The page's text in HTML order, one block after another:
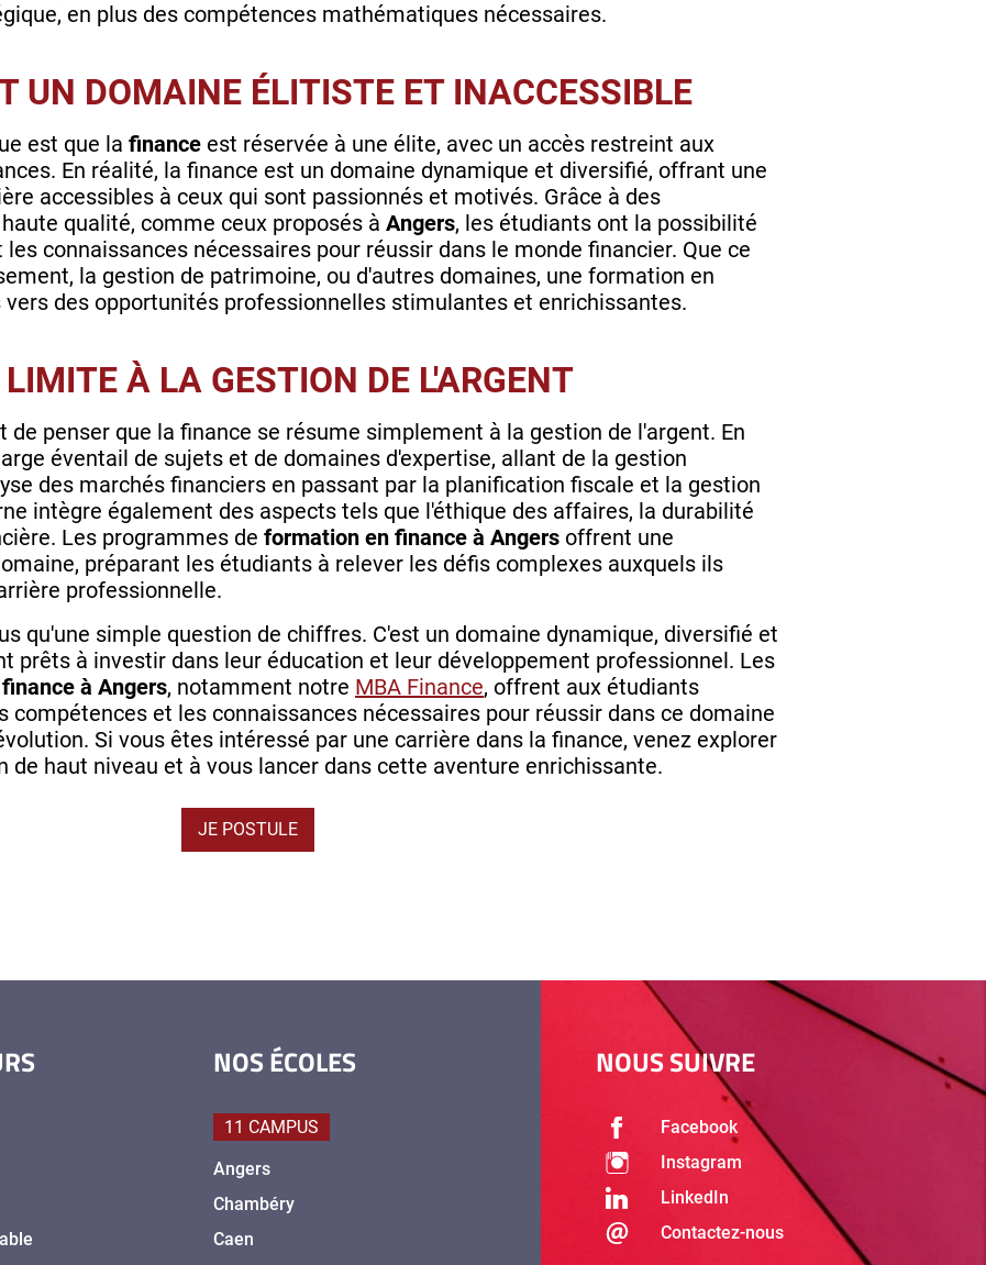
en plus des compétences mathématiques nécessaires.
UN DOMAINE ÉLITISTE ET INACCESSIBLE
est que la finance est réservée à une élite, avec un accès restreint aux
En réalité, la finance est un domaine dynamique et diversifié, offrant une
accessibles à ceux qui sont passionnés et motivés. Grâce à des
qualité, comme ceux proposés à Angers, les étudiants ont la possibilité
connaissances nécessaires pour réussir dans le monde financier. Que ce
la gestion de patrimoine, ou d'autres domaines, une formation en
des opportunités professionnelles stimulantes et enrichissantes.
À LA GESTION DE L'ARGENT
de penser que la finance se résume simplement à la gestion de l'argent. En
éventail de sujets et de domaines d'expertise, allant de la gestion
des marchés financiers en passant par la planification fiscale et la gestion
intègre également des aspects tels que l'éthique des affaires, la durabilité
Les programmes de formation en finance à Angers offrent une
préparant les étudiants à relever les défis complexes auxquels ils
professionnelle.
qu'une simple question de chiffres. C'est un domaine dynamique, diversifié et
prêts à investir dans leur éducation et leur développement professionnel. Les
à Angers, notamment notre MBA Finance, offrent aux étudiants
compétences et les connaissances nécessaires pour réussir dans ce domaine
Si vous êtes intéressé par une carrière dans la finance, venez explorer
de haut niveau et à vous lancer dans cette aventure enrichissante.
JE POSTULE
NOS ÉCOLES
11 CAMPUS
Angers
Chambéry
Caen
NOUS SUIVRE
Facebook
Instagram
LinkedIn
Contactez-nous